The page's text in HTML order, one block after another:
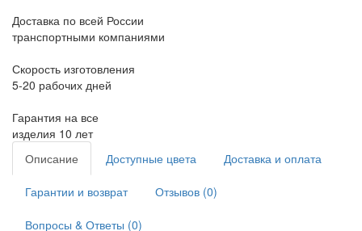
Доставка по всей России
транспортными компаниями
Скорость изготовления
5-20 рабочих дней
Гарантия на все
изделия 10 лет
Описание
Доступные цвета Доставка и оплата
Гарантии и возврат Отзывов (0)
Вопросы & Ответы (0)